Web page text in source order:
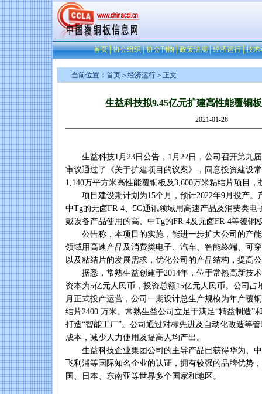
首页│协会组织│协会刊物│政策法规│经济运行│技术
当前位置： 首页 ＞ 经济运行 ＞正文
生益科技拟9.45亿元扩建高性能覆铜
2021-01-26
生益科技1月23日公告，1月22日，公司召开第九
审议通过了《关于扩建项目的议案》，同意投资建设
1,140万平方米高性能覆铜板及3,600万米粘结片项目，
项目建设期计划为15个月，预计2022年9月投产。
中Tg的无卤FR-4、5G通讯领域用高速产品及消费类电
戴设备产品使用的高、中Tg的FR-4及无卤FR-4等覆铜
公告称，本项目的实施，能进一步扩大公司的产能
领域用高速产品及消费类电子、汽车、智能终端、可
以及粘结片的发展需求，优化公司的产品结构，提高
据悉，常熟生益创建于2014年，位于常熟高新技术
资本为5亿元人民币，投资总额15亿元人民币。公司占
月正式投产运营，公司一期设计总生产规模为年产覆
结片2400 万米。常熟生益公司立足于满足“精益制造”
打造“智能工厂”。公司通过对标先进及自动化改造等
成本，减少人力使用及提高人均产出。
生益科技企业集团公司的主导产品已获得华为、中
飞利浦等国际知名企业的认证，拥有较强的品牌优势
国、日本、东南亚等世界多个国家和地区。